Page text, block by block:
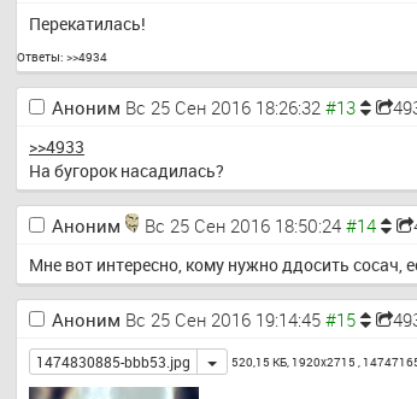
Перекатилась!
Ответы: >>4934
Аноним Вс 25 Сен 2016 18:26:32
>>4933
На бугорок насадилась?
Аноним Вс 25 Сен 2016 18:50:24
Мне вот интересно, кому нужно ддосить сосач,
Аноним Вс 25 Сен 2016 19:14:45
1474830885-bbb53.jpg Toggle
520,15 КБ, 1920x2715 ,